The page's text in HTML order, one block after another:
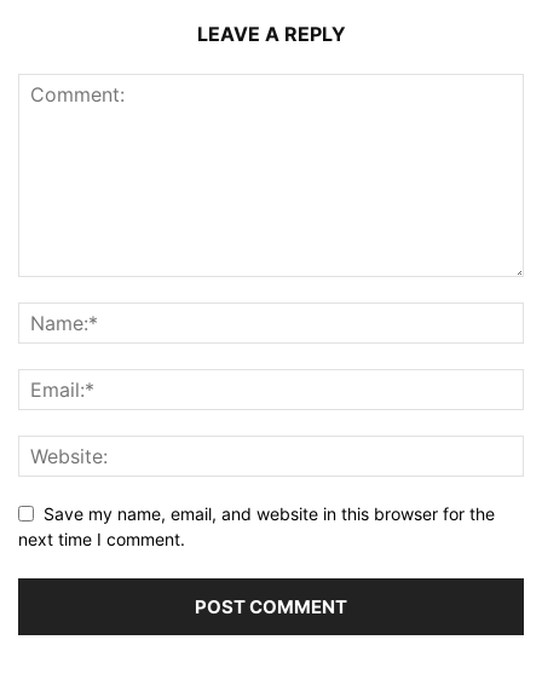
LEAVE A REPLY
Save my name, email, and website in this browser for the
next time I comment.